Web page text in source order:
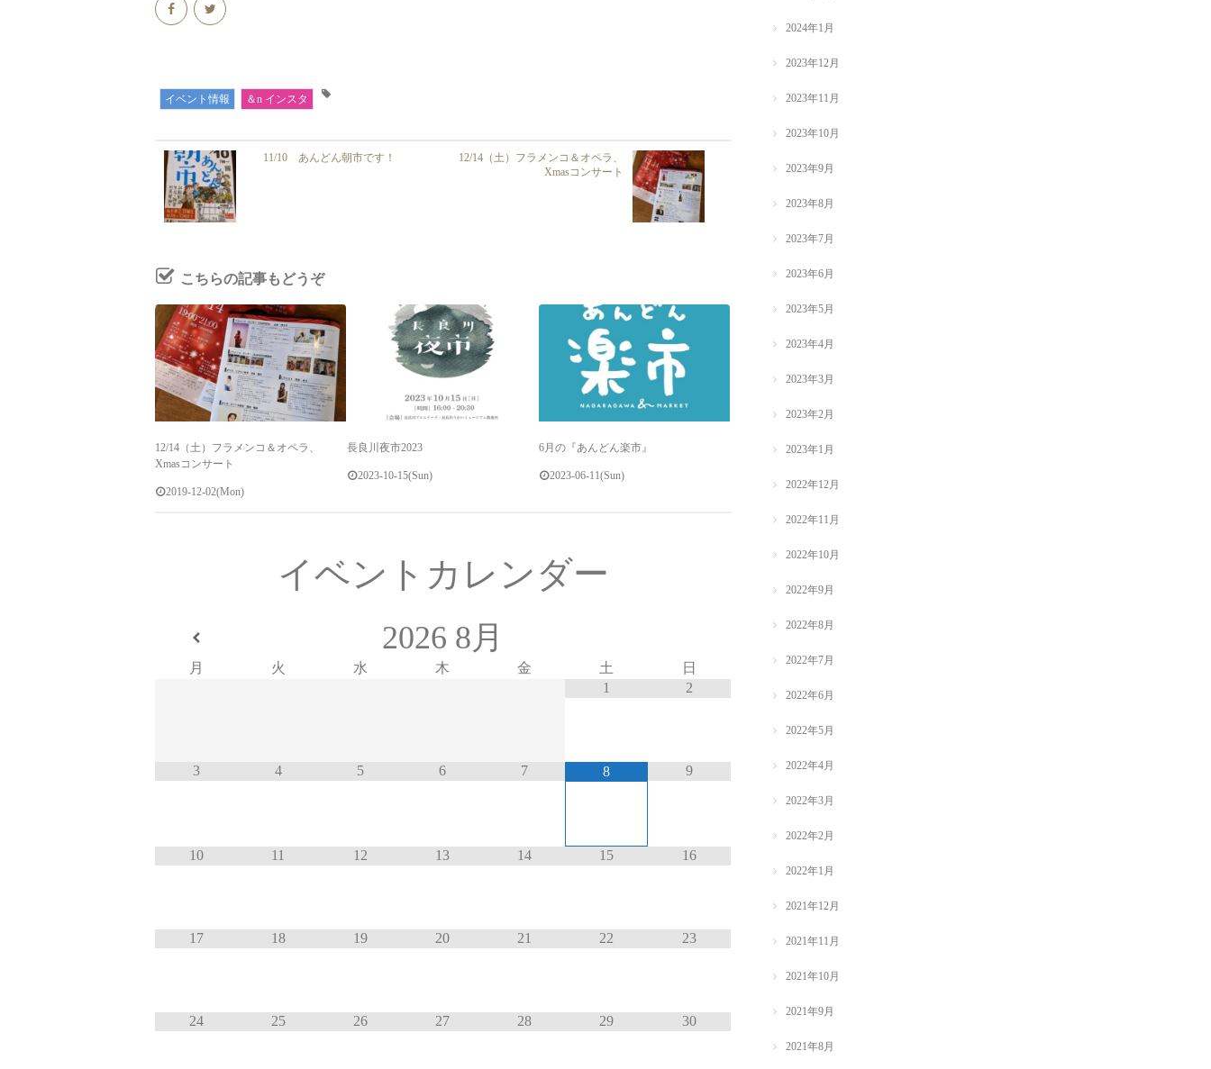
イベント情報 ＆n インスタ
11/10 あんどん朝市です！
12/14（土）フラメンコ＆オペラ、
Xmasコンサート
こちらの記事もどうぞ
12/14（土）フラメンコ＆オペラ、
Xmasコンサート
2019-12-02(Mon)
長良川夜市2023
2023-10-15(Sun)
6月の『あんどん楽市』
2023-06-11(Sun)
イベントカレンダー
2026 8月
月 火 水 木 金 土
日
1
2
3 4 5 6 7 8 9
10 11 12 13 14 15 16
17 18 19 20 21 22 23
24 25 26 27 28 29 30
2024年1月
2023年12月
2023年11月
2023年10月
2023年9月
2023年8月
2023年7月
2023年6月
2023年5月
2023年4月
2023年3月
2023年2月
2023年1月
2022年12月
2022年11月
2022年10月
2022年9月
2022年8月
2022年7月
2022年6月
2022年5月
2022年4月
2022年3月
2022年2月
2022年1月
2021年12月
2021年11月
2021年10月
2021年9月
2021年8月